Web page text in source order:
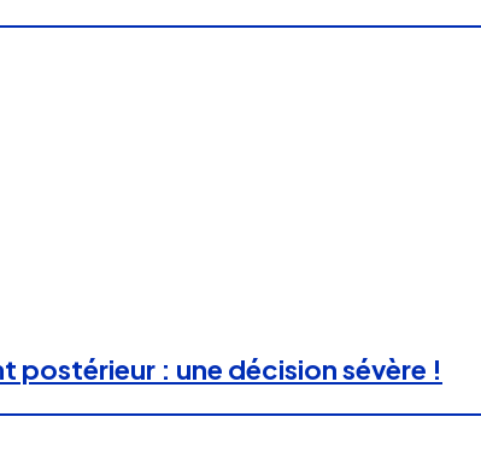
postérieur : une décision sévère !